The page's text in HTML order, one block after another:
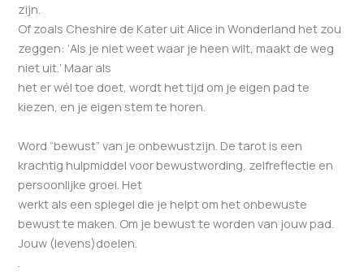
zijn.
Of zoals Cheshire de Kater uit Alice in Wonderland het zou
zeggen: ‘Als je niet weet waar je heen wilt, maakt de weg
niet uit.’ Maar als
het er wél toe doet, wordt het tijd om je eigen pad te
kiezen, en je eigen stem te horen.
Word “bewust” van je onbewustzijn. De tarot is een
krachtig hulpmiddel voor bewustwording, zelfreflectie en
persoonlijke groei. Het
werkt als een spiegel die je helpt om het onbewuste
bewust te maken. Om je bewust te worden van jouw pad.
Jouw (levens)doelen.
.